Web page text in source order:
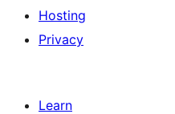
Hosting
Privacy
Learn